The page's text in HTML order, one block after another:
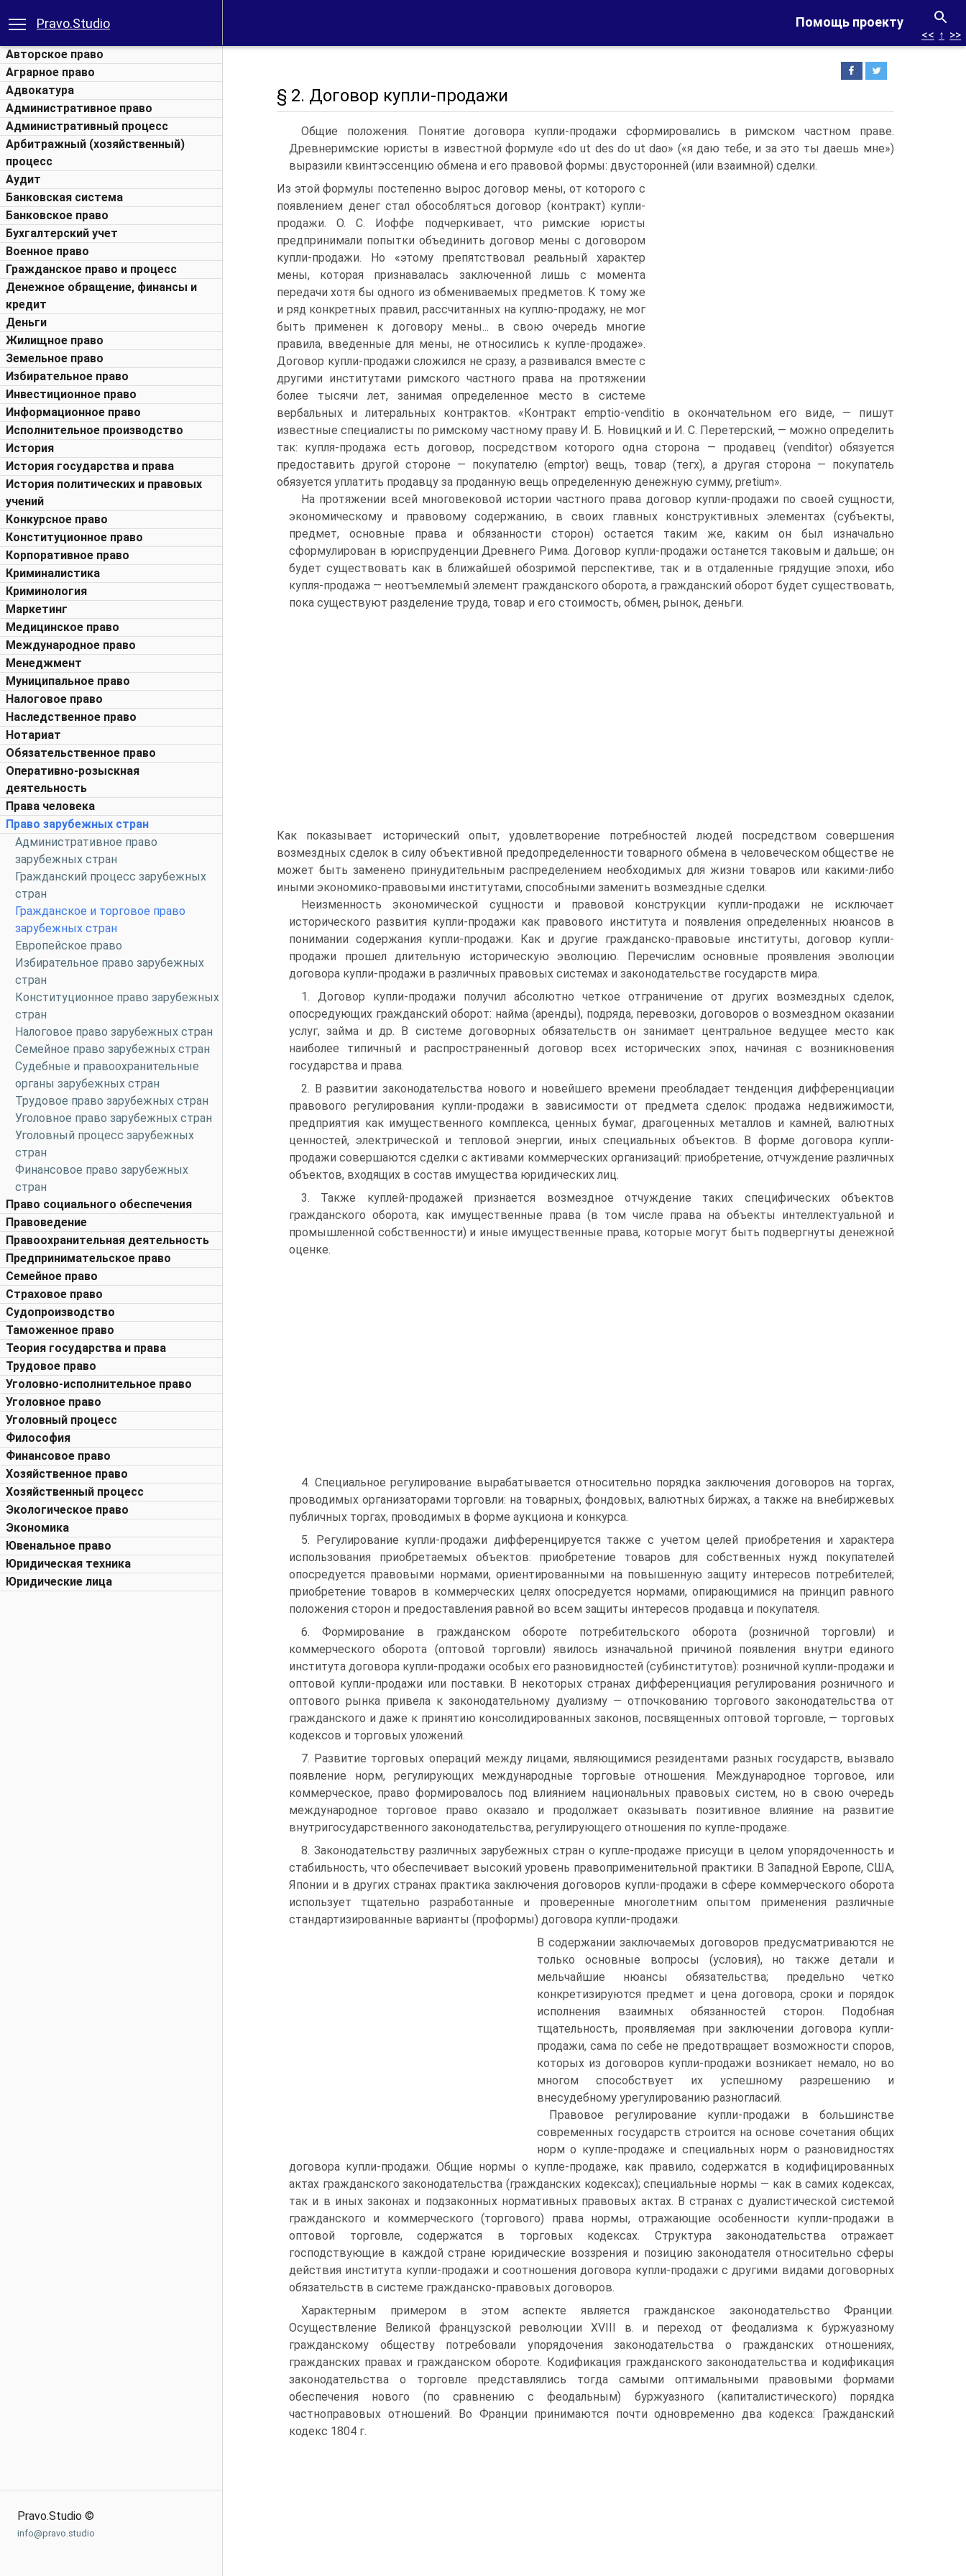
Помощь проекту
Pravo.Studio
Авторское право
Аграрное право
Адвокатура
Административное право
Административный процесс
Арбитражный (хозяйственный)
процесс
Аудит
Банковская система
Банковское право
Бухгалтерский учет
Военное право
Гражданское право и процесс
Денежное обращение, финансы и
кредит
Деньги
Жилищное право
Земельное право
Избирательное право
Инвестиционное право
Информационное право
Исполнительное производство
История
История государства и права
История политических и правовых
учений
Конкурсное право
Конституционное право
Корпоративное право
Криминалистика
Криминология
Маркетинг
Медицинское право
Международное право
Менеджмент
Муниципальное право
Налоговое право
Наследственное право
Нотариат
Обязательственное право
Оперативно-розыскная
деятельность
Права человека
Право зарубежных стран
Административное право
зарубежных стран
Гражданский процесс зарубежных
стран
Гражданское и торговое право
зарубежных стран
Европейское право
Избирательное право зарубежных
стран
Конституционное право зарубежных
стран
Налоговое право зарубежных стран
Семейное право зарубежных стран
Судебные и правоохранительные
органы зарубежных стран
Трудовое право зарубежных стран
Уголовное право зарубежных стран
Уголовный процесс зарубежных
стран
Финансовое право зарубежных
стран
Право социального обеспечения
Правоведение
Правоохранительная деятельность
Предпринимательское право
Семейное право
Страховое право
Судопроизводство
Таможенное право
Теория государства и права
Трудовое право
Уголовно-исполнительное право
Уголовное право
Уголовный процесс
Философия
Финансовое право
Хозяйственное право
Хозяйственный процесс
Экологическое право
Экономика
Ювенальное право
Юридическая техника
Юридические лица
Pravo.Studio ©
info@pravo.studio
<< ↑ >>
§ 2. Договор купли-продажи
Общие положения. Понятие договора купли-продажи сформировались в римском частном праве.
Древнеримские юристы в известной формуле «do ut des do ut dao» («я даю тебе, и за это ты даешь мне»)
выразили квинтэссенцию обмена и его правовой формы: двусторонней (или взаимной) сделки.
Из этой формулы постепенно вырос договор мены, от которого с
появлением денег стал обособляться договор (контракт) купли-
продажи. О. С. Иоффе подчеркивает, что римские юристы
предпринимали попытки объединить договор мены с договором
купли-продажи. Но «этому препятствовал реальный характер
мены, которая признавалась заключенной лишь с момента
передачи хотя бы одного из обмениваемых предметов. К тому же
и ряд конкретных правил, рассчитанных на куплю-продажу, не мог
быть применен к договору мены... в свою очередь многие
правила, введенные для мены, не относились к купле-продаже».
Договор купли-продажи сложился не сразу, а развивался вместе с
другими институтами римского частного права на протяжении
более тысячи лет, занимая определенное место в системе
вербальных и литеральных контрактов. «Контракт emptio-venditio в окончательном его виде, — пишут
известные специалисты по римскому частному праву И. Б. Новицкий и И. С. Перетерский, — можно определить
так: купля-продажа есть договор, посредством которого одна сторона — продавец (venditor) обязуется
предоставить другой стороне — покупателю (emptor) вещь, товар (тегх), а другая сторона — покупатель
обязуется уплатить продавцу за проданную вещь определенную денежную сумму, pretium».
На протяжении всей многовековой истории частного права договор купли-продажи по своей сущности,
экономическому и правовому содержанию, в своих главных конструктивных элементах (субъекты,
предмет, основные права и обязанности сторон) остается таким же, каким он был изначально
сформулирован в юриспруденции Древнего Рима. Договор купли-продажи останется таковым и дальше; он
будет существовать как в ближайшей обозримой перспективе, так и в отдаленные грядущие эпохи, ибо
купля-продажа — неотъемлемый элемент гражданского оборота, а гражданский оборот будет существовать,
пока существуют разделение труда, товар и его стоимость, обмен, рынок, деньги.
Как показывает исторический опыт, удовлетворение потребностей людей посредством совершения
возмездных сделок в силу объективной предопределенности товарного обмена в человеческом обществе не
может быть заменено принудительным распределением необходимых для жизни товаров или какими-либо
иными экономико-правовыми институтами, способными заменить возмездные сделки.
Неизменность экономической сущности и правовой конструкции купли-продажи не исключает
исторического развития купли-продажи как правового института и появления определенных нюансов в
понимании содержания купли-продажи. Как и другие гражданско-правовые институты, договор купли-
продажи прошел длительную историческую эволюцию. Перечислим основные проявления эволюции
договора купли-продажи в различных правовых системах и законодательстве государств мира.
1. Договор купли-продажи получил абсолютно четкое отграничение от других возмездных сделок,
опосредующих гражданский оборот: найма (аренды), подряда, перевозки, договоров о возмездном оказании
услуг, займа и др. В системе договорных обязательств он занимает центральное ведущее место как
наиболее типичный и распространенный договор всех исторических эпох, начиная с возникновения
государства и права.
2. В развитии законодательства нового и новейшего времени преобладает тенденция дифференциации
правового регулирования купли-продажи в зависимости от предмета сделок: продажа недвижимости,
предприятия как имущественного комплекса, ценных бумаг, драгоценных металлов и камней, валютных
ценностей, электрической и тепловой энергии, иных специальных объектов. В форме договора купли-
продажи совершаются сделки с активами коммерческих организаций: приобретение, отчуждение различных
объектов, входящих в состав имущества юридических лиц.
3. Также куплей-продажей признается возмездное отчуждение таких специфических объектов
гражданского оборота, как имущественные права (в том числе права на объекты интеллектуальной и
промышленной собственности) и иные имущественные права, которые могут быть подвергнуты денежной
оценке.
4. Специальное регулирование вырабатывается относительно порядка заключения договоров на торгах,
проводимых организаторами торговли: на товарных, фондовых, валютных биржах, а также на внебиржевых
публичных торгах, проводимых в форме аукциона и конкурса.
5. Регулирование купли-продажи дифференцируется также с учетом целей приобретения и характера
использования приобретаемых объектов: приобретение товаров для собственных нужд покупателей
опосредуется правовыми нормами, ориентированными на повышенную защиту интересов потребителей;
приобретение товаров в коммерческих целях опосредуется нормами, опирающимися на принцип равного
положения сторон и предоставления равной во всем защиты интересов продавца и покупателя.
6. Формирование в гражданском обороте потребительского оборота (розничной торговли) и
коммерческого оборота (оптовой торговли) явилось изначальной причиной появления внутри единого
института договора купли-продажи особых его разновидностей (субинститутов): розничной купли-продажи и
оптовой купли-продажи или поставки. В некоторых странах дифференциация регулирования розничного и
оптового рынка привела к законодательному дуализму — отпочкованию торгового законодательства от
гражданского и даже к принятию консолидированных законов, посвященных оптовой торговле, — торговых
кодексов и торговых уложений.
7. Развитие торговых операций между лицами, являющимися резидентами разных государств, вызвало
появление норм, регулирующих международные торговые отношения. Международное торговое, или
коммерческое, право формировалось под влиянием национальных правовых систем, но в свою очередь
международное торговое право оказало и продолжает оказывать позитивное влияние на развитие
внутригосударственного законодательства, регулирующего отношения по купле-продаже.
8. Законодательству различных зарубежных стран о купле-продаже присущи в целом упорядоченность и
стабильность, что обеспечивает высокий уровень правоприменительной практики. В Западной Европе, США,
Японии и в других странах практика заключения договоров купли-продажи в сфере коммерческого оборота
использует тщательно разработанные и проверенные многолетним опытом применения различные
стандартизированные варианты (проформы) договора купли-продажи.
В содержании заключаемых договоров предусматриваются не
только основные вопросы (условия), но также детали и
мельчайшие нюансы обязательства; предельно четко
конкретизируются предмет и цена договора, сроки и порядок
исполнения взаимных обязанностей сторон. Подобная
тщательность, проявляемая при заключении договора купли-
продажи, сама по себе не предотвращает возможности споров,
которых из договоров купли-продажи возникает немало, но во
многом способствует их успешному разрешению и
внесудебному урегулированию разногласий.
Правовое регулирование купли-продажи в большинстве
современных государств строится на основе сочетания общих
норм о купле-продаже и специальных норм о разновидностях
договора купли-продажи. Общие нормы о купле-продаже, как правило, содержатся в кодифицированных
актах гражданского законодательства (гражданских кодексах); специальные нормы — как в самих кодексах,
так и в иных законах и подзаконных нормативных правовых актах. В странах с дуалистической системой
гражданского и коммерческого (торгового) права нормы, отражающие особенности купли-продажи в
оптовой торговле, содержатся в торговых кодексах. Структура законодательства отражает
господствующие в каждой стране юридические воззрения и позицию законодателя относительно сферы
действия института купли-продажи и соотношения договора купли-продажи с другими видами договорных
обязательств в системе гражданско-правовых договоров.
Характерным примером в этом аспекте является гражданское законодательство Франции.
Осуществление Великой французской революции XVIII в. и переход от феодализма к буржуазному
гражданскому обществу потребовали упорядочения законодательства о гражданских отношениях,
гражданских правах и гражданском обороте. Кодификация гражданского законодательства и кодификация
законодательства о торговле представлялись тогда самыми оптимальными правовыми формами
обеспечения нового (по сравнению с феодальным) буржуазного (капиталистического) порядка
частноправовых отношений. Во Франции принимаются почти одновременно два кодекса: Гражданский
кодекс 1804 г.